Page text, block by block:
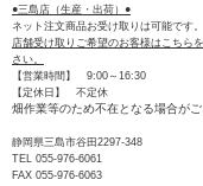
●三島店（生産・出荷）●
ネット注文商品お受け取りは可能です。
店舗受け取りご希望のお客様はこちら
さい。
【営業時間】 9:00～16:30
【定休日】 不定休
畑作業等のため不在となる場合がご
静岡県三島市谷田2297-348
TEL 055-976-6061
FAX 055-976-6063